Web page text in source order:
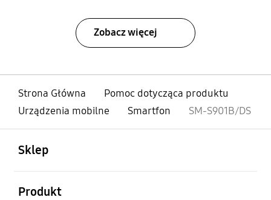
Zobacz więcej
Strona Główna
Pomoc dotycząca produktu
Urządzenia mobilne
Smartfon SM-S901B/DS
Sklep
Produkt